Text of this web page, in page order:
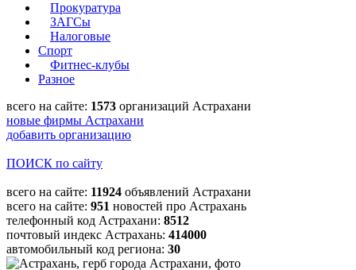
Прокуратура
ЗАГСы
Налоговые
Спорт
Фитнес-клубы
Разное
всего на сайте: 1573 организаций Астрахани
новые фирмы Астрахани
добавить организацию
ПОИСК по сайту
всего на сайте: 11924 объявлений Астрахани
всего на сайте: 951 новостей про Астрахань
телефонный код Астрахани: 8512
почтовый индекс Астрахань: 414000
автомобильный код региона: 30